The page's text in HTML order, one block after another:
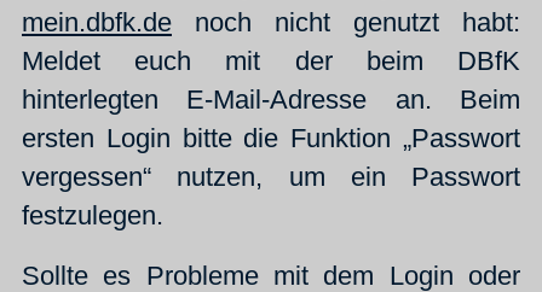
mein.dbfk.de noch nicht genutzt habt:
Meldet euch mit der beim DBfK
hinterlegten E-Mail-Adresse an. Beim
ersten Login bitte die Funktion „Passwort
vergessen“ nutzen, um ein Passwort
festzulegen.
Sollte es Probleme mit dem Login oder